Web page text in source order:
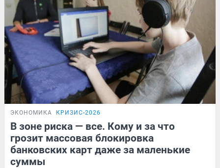
ЭКОНОМИКА КРИЗИС-2026
В зоне риска — все. Кому и за что
грозит массовая блокировка
банковских карт даже за маленькие
суммы